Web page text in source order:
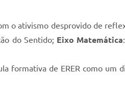
o ativismo desprovido de
do Sentido; Eixo Matemática
formativa de ERER como um